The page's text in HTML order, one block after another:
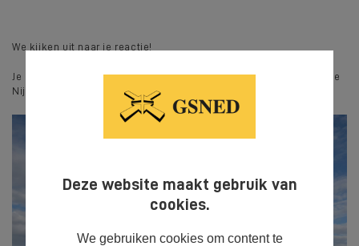
Deze website maakt gebruik van
cookies.
We gebruiken cookies om content te
We kijken uit naar je reactie!
Je kunt deze sturen naar:sollicitatie@gsned.com
t.a.v. Michael de
Nijs